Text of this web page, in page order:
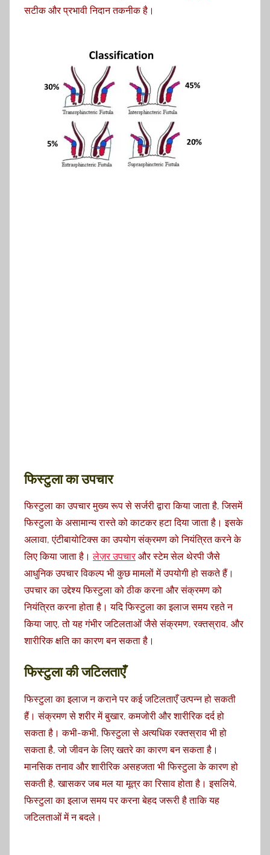
सटीक और प्रभावी निदान तकनीक है।
फिस्टुला का उपचार
फिस्टुला का उपचार मुख्य रूप से सर्जरी द्वारा किया जाता है, जिसमें
फिस्टुला के असामान्य रास्ते को काटकर हटा दिया जाता है। इसके
अलावा, एंटीबायोटिक्स का उपयोग संक्रमण को नियंत्रित करने के
लिए किया जाता है।लेज़र उपचारऔर स्टेम सेल थेरपी जैसे
आधुनिक उपचार विकल्प भी कुछ मामलों में उपयोगी हो सकते हैं।
उपचार का उद्देश्य फिस्टुला को ठीक करना और संक्रमण को
नियंत्रित करना होता है। यदि फिस्टुला का इलाज समय रहते न
किया जाए, तो यह गंभीर जटिलताओं जैसे संक्रमण, रक्तस्राव, और
शारीरिक क्षति का कारण बन सकता है।
फिस्टुला की जटिलताएँ
फिस्टुला का इलाज न कराने पर कई जटिलताएँ उत्पन्न हो सकती
हैं। संक्रमण से शरीर में बुखार, कमजोरी और शारीरिक दर्द हो
सकता है। कभी-कभी, फिस्टुला से अत्यधिक रक्तस्राव भी हो
सकता है, जो जीवन के लिए खतरे का कारण बन सकता है।
मानसिक तनाव और शारीरिक असहजता भी फिस्टुला के कारण हो
सकती है, खासकर जब मल या मूत्र का रिसाव होता है। इसलिये,
फिस्टुला का इलाज समय पर करना बेहद जरूरी है ताकि यह
जटिलताओं में न बदले।